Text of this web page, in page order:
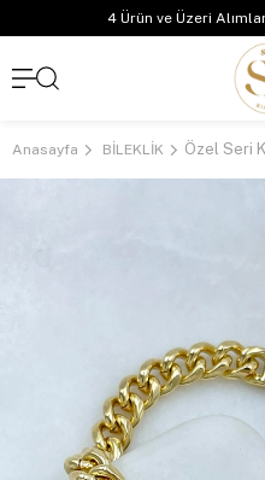
4 Ürün ve Üzeri
Anasayfa BİLEKLİK Özel Seri